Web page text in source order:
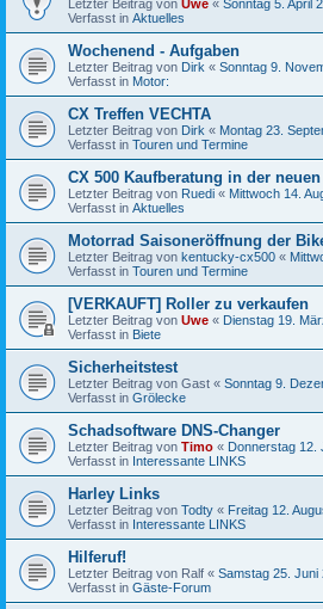
Letzter Beitrag von Uwe « Sonntag 5. April
Verfasst in Aktuelles
Wochenend - Aufgaben
Letzter Beitrag von Dirk « Sonntag 9.
Verfasst in Motor:
CX Treffen VECHTA
Letzter Beitrag von Dirk « Montag 23.
Verfasst in Touren und Termine
CX 500 Kaufberatung in der
Letzter Beitrag von Ruedi « Mittwoch 14.
Verfasst in Aktuelles
Motorrad Saisoneröffnung der
Letzter Beitrag von kentucky-cx500 «
Verfasst in Touren und Termine
[VERKAUFT] Roller zu verkaufen
Letzter Beitrag von Uwe « Dienstag 19.
Verfasst in Biete
Sicherheitstest
Letzter Beitrag von Gast « Sonntag 9.
Verfasst in Grölecke
Schadsoftware DNS-Changer
Letzter Beitrag von Timo « Donnerstag 12.
Verfasst in Interessante LINKS
Harley Links
Letzter Beitrag von Todty « Freitag 12.
Verfasst in Interessante LINKS
Hilferuf!
Letzter Beitrag von Ralf « Samstag 25. Juni
Verfasst in Gäste-Forum